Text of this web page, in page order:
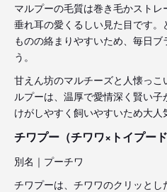
マルプーの毛質は巻き毛かスト
垂れ耳の愛くるしい見た目です
ものの絡まりやすいため、毎日
う。
甘えん坊のマルチーズと人懐っ
ルプーは、温厚で愛情深く賢い
けがしやすく飼いやすいため大人
チワプー（チワワ×トイプード
別名｜プーチワ
チワプーは、チワワのクリッと